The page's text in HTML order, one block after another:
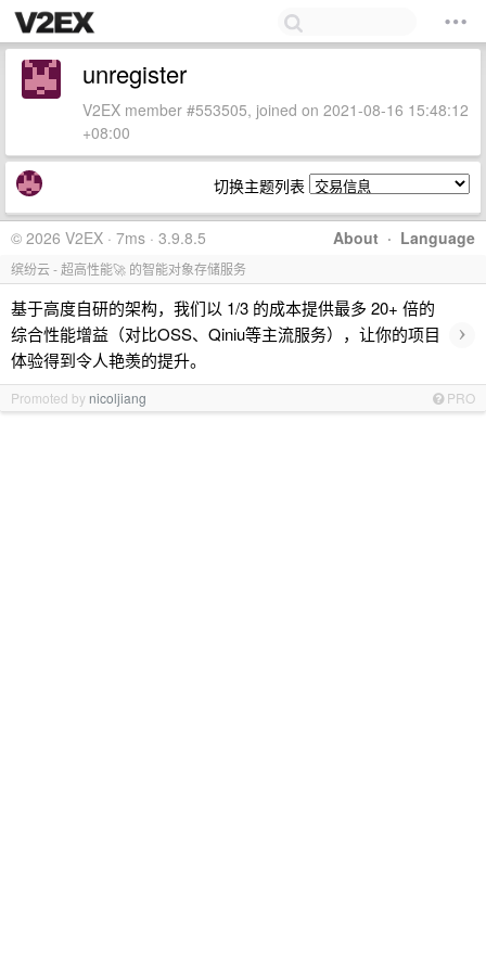
unregister
V2EX member #553505, joined on 2021-08-16 15:48:12
+08:00
切换主题列表
About · Language
© 2026 V2EX · 7ms · 3.9.8.5
缤纷云 - 超高性能🚀 的智能对象存储服务
基于高度自研的架构，我们以 1/3 的成本提供最多 20+ 倍的
综合性能增益（对比OSS、Qiniu等主流服务），让你的项目
体验得到令人艳羡的提升。
›
Promoted by nicoljiang PRO